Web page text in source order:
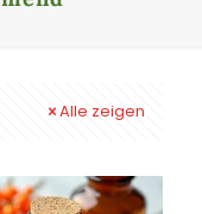
Alle zeigen